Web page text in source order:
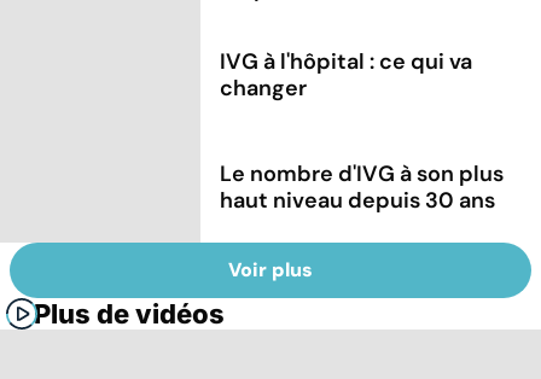
IVG à l'hôpital : ce qui va
changer
Le nombre d'IVG à son plus
haut niveau depuis 30 ans
Voir plus
Plus de vidéos